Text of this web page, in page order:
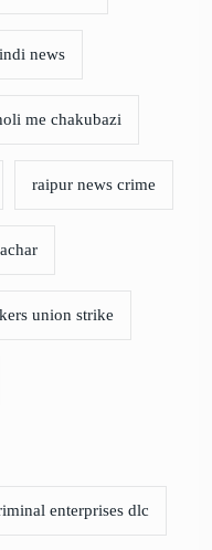
news
me chakubazi
raipur news crime
union strike
enterprises dlc